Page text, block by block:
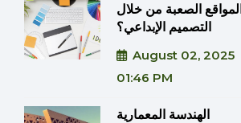
الصعبة من خلال
التصميم الإبداعي؟
August 02, 2025
01:46 PM
الهندسة المعمارية